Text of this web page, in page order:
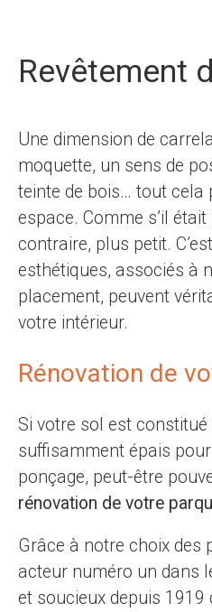
Revêtement
Une dimension de
moquette, un sens de
teinte de bois… tout cela
espace. Comme s’il
contraire, plus petit.
esthétiques, associés à
placement, peuvent
votre intérieur.
Rénovation de
Si votre sol est constitué
suffisamment épais
ponçage, peut-être
rénovation de votre
Grâce à notre choix des
acteur numéro un dans
et soucieux depuis 1919